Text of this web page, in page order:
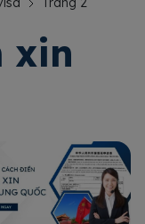
xin